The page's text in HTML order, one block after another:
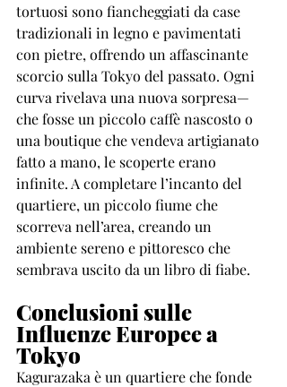
tortuosi sono fiancheggiati da case
tradizionali in legno e pavimentati
con pietre, offrendo un affascinante
scorcio sulla Tokyo del passato. Ogni
curva rivelava una nuova sorpresa—
che fosse un piccolo caffè nascosto o
una boutique che vendeva artigianato
fatto a mano, le scoperte erano
infinite. A completare l’incanto del
quartiere, un piccolo fiume che
scorreva nell’area, creando un
ambiente sereno e pittoresco che
sembrava uscito da un libro di fiabe.
Conclusioni sulle
Influenze Europee a
Tokyo
Kagurazaka è un quartiere che fonde